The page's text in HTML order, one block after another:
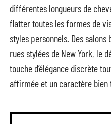
différentes longueurs de
flatter toutes les formes de
styles personnels. Des salons
rues stylées de New York, le
touche d’élégance discrète
affirmée et un caractère bien